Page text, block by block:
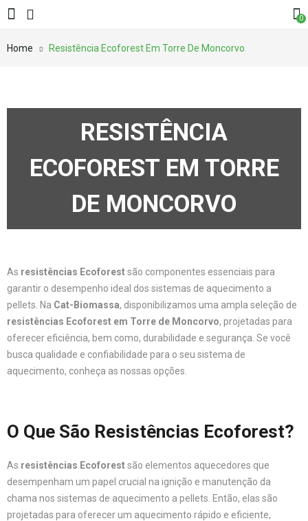
0
Home Resistência Ecoforest Em Torre De Moncorvo
RESISTÊNCIA
ECOFOREST EM TORRE
DE MONCORVO
As resistências Ecoforestsão componentes essenciais para
garantir o desempenho ideal dos sistemas de aquecimento a
pellets. Na Cat-Biomassa, disponibilizamos uma ampla seleção de
resistências Ecoforest em Torre de Moncorvo, projetadas para
oferecer eficiência, bem como, durabilidade e segurança. Se você
busca qualidade e confiabilidade para o seu sistema de
aquecimento, conheça as nossas opções.
O Que São Resistências Ecoforest?
As resistências Ecoforestsão elementos aquecedores que
desempenham um papel crucial na ignição e manutenção da
chama nos sistemas de aquecimento a pellets. Então, elas são
projetadas para oferecer um aquecimento rápido e eficiente,